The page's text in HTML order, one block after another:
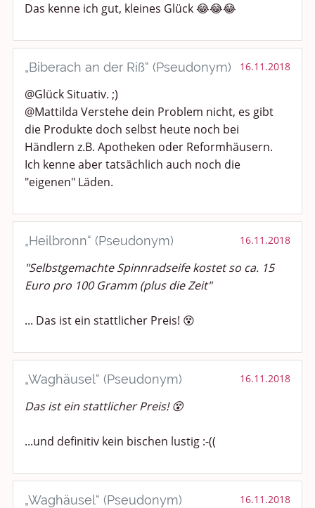
Das kenne ich gut, kleines Glück 😂😂😂
„Biberach an der Riß“ (Pseudonym) 16.11.2018
@Glück Situativ. ;)
@Mattilda Verstehe dein Problem nicht, es gibt
die Produkte doch selbst heute noch bei
Händlern z.B. Apotheken oder Reformhäusern.
Ich kenne aber tatsächlich auch noch die
"eigenen" Läden.
„Heilbronn“ (Pseudonym) 16.11.2018
"Selbstgemachte Spinnradseife kostet so ca. 15
Euro pro 100 Gramm (plus die Zeit"
... Das ist ein stattlicher Preis! 😵
„Waghäusel“ (Pseudonym) 16.11.2018
Das ist ein stattlicher Preis! 😵
...und definitiv kein bischen lustig :-((
„Waghäusel“ (Pseudonym) 16.11.2018